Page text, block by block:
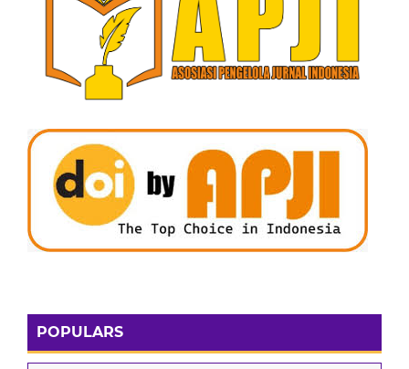
POPULARS